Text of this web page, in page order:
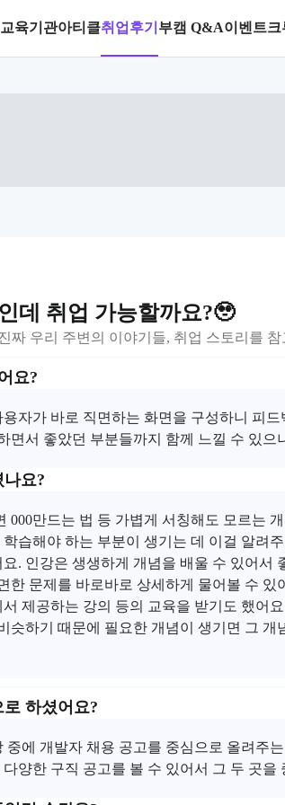
교육기관아티클취업후기 부캠 Q&A이벤트크
데 취업 가능할까요?🥹
짜 우리 주변의 이야기들, 취업 스토리를
요?
자가 바로 직면하는 화면을 구성하니 피
면서 좋았던 부분들까지 함께 느낄 수 있으
요?
000만드는 법 등 가볍게 서칭해도 모르는
습해야 하는 부분이 생기는 데 이걸 알려
. 인강은 생생하게 개념을 배울 수 있어서
한 문제를 바로바로 상세하게 물어볼 수
제공하는 강의 등의 교육을 받기도 했어
슷하기 때문에 필요한 개념이 생기면 그 개
하셨어요?
중에 개발자 채용 공고를 중심으로 올려주
양한 구직 공고를 볼 수 있어서 그 두 곳을